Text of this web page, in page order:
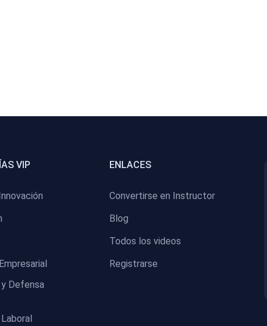
VIP
Defensa
ENLACES
Convertirse en Instructor
Blog
Todos los videos
Registrarse